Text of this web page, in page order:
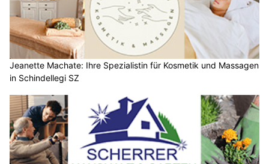
Jeanette Machate: Ihre Spezialistin für Kosmetik und Massagen
in Schindellegi SZ